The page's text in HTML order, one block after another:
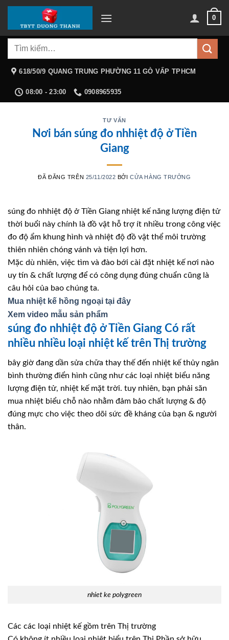
Chuyển
nội
dung
0
Tìm
618/50/9 QUANG TRUNG PHƯỜNG 11 GÒ VẤP TPHCM
08:00 - 23:00 0908965935
TƯ VẤN
Nơi bán súng đo nhhiệt độ ở Tiền
Giang
ĐÃ ĐĂNG TRÊN 25/11/2022 BỞICỬA HÀNG TRƯỞNG
súng đo nhhiệt độ ở Tiền Giang nhiệt kế năng lượng điện tử
thời buổi này chính là đồ vật hỗ trợ ít nhiều trong công việc
đo độ ẩm khung hình và nhiệt độ đồ vật thể môi trường
thiên nhiên chóng vánh và tiện lợi hơn.
Mặc dù nhiên, việc tìm và đào bới cài đặt nhiệt kế nơi nào
uy tín & chất lượng để có công dụng đúng chuẩn cũng là
câu hỏi của bao chúng ta.
Mua nhiệt kế hồng ngoại tại đây
Xem video mẫu sản phẩm
súng đo nhhiệt độ ở Tiền Giang Có rất
nhiều nhiều loại nhiệt kế trên Thị trường
bây giờ đang dần sửa chữa thay thế đến nhiệt kế thủy ngân
bình thường điển hình cũng như các loại nhiệt biểu năng
lượng điện tử, nhiệt kế mặt trời. tuy nhiên, bạn phải săn
mua nhiệt biểu chỗ nào nhằm đảm bảo chất lượng & độ
đúng mực cho việc theo dõi sức đề kháng của bạn & người
thân.
nhiet ke polygreen
Các các loại nhiệt kế gồm trên Thị trường